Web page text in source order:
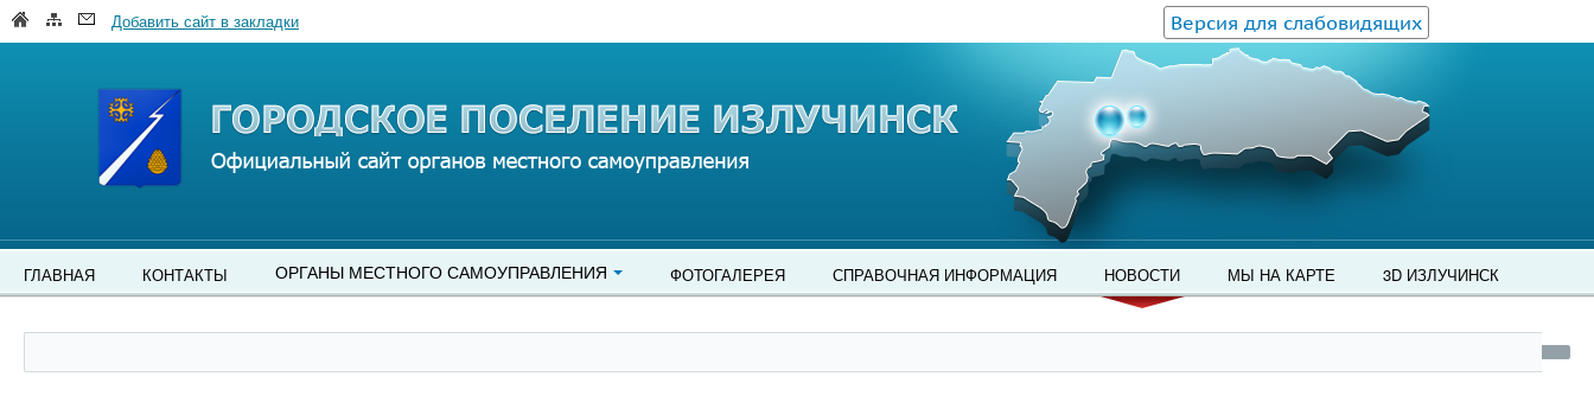
Версия для слабовидящих
Добавить сайт в закладки
ГЛАВНАЯ КОНТАКТЫ ОРГАНЫ МЕСТНОГО САМОУПРАВЛЕНИЯ ФОТОГАЛЕРЕЯ СПРАВОЧНАЯ ИНФОРМАЦИЯ НОВОСТИ МЫ НА КАРТЕ 3D ИЗЛУЧИНСК